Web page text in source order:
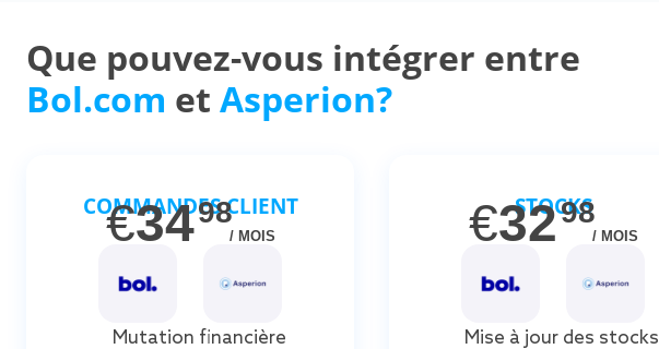
Que pouvez-vous intégrer entre
Bol.com et Asperion?
COMMANDES CLIENT
€3498
/ MOIS
Mutation financière
STOCKS
€3298
/ MOIS
Mise à jour des stocks